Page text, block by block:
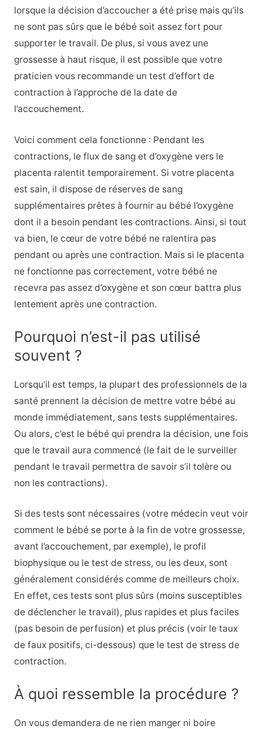
lorsque la décision d’accoucher a été prise mais qu’ils
ne sont pas sûrs que le bébé soit assez fort pour
supporter le travail. De plus, si vous avez une
grossesse à haut risque, il est possible que votre
praticien vous recommande un test d’effort de
contraction à l’approche de la date de
l’accouchement.
Voici comment cela fonctionne : Pendant les
contractions, le flux de sang et d’oxygène vers le
placenta ralentit temporairement. Si votre placenta
est sain, il dispose de réserves de sang
supplémentaires prêtes à fournir au bébé l’oxygène
dont il a besoin pendant les contractions. Ainsi, si tout
va bien, le cœur de votre bébé ne ralentira pas
pendant ou après une contraction. Mais si le placenta
ne fonctionne pas correctement, votre bébé ne
recevra pas assez d’oxygène et son cœur battra plus
lentement après une contraction.
Pourquoi n’est-il pas utilisé
souvent ?
Lorsqu’il est temps, la plupart des professionnels de la
santé prennent la décision de mettre votre bébé au
monde immédiatement, sans tests supplémentaires.
Ou alors, c’est le bébé qui prendra la décision, une fois
que le travail aura commencé (le fait de le surveiller
pendant le travail permettra de savoir s’il tolère ou
non les contractions).
Si des tests sont nécessaires (votre médecin veut voir
comment le bébé se porte à la fin de votre grossesse,
avant l’accouchement, par exemple), le profil
biophysique ou le test de stress, ou les deux, sont
généralement considérés comme de meilleurs choix.
En effet, ces tests sont plus sûrs (moins susceptibles
de déclencher le travail), plus rapides et plus faciles
(pas besoin de perfusion) et plus précis (voir le taux
de faux positifs, ci-dessous) que le test de stress de
contraction.
À quoi ressemble la procédure ?
On vous demandera de ne rien manger ni boire